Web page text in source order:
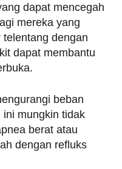
dapat mencegah
mereka yang
dengan
dapat membantu
beban
ini mungkin tidak
berat atau
dengan refluks